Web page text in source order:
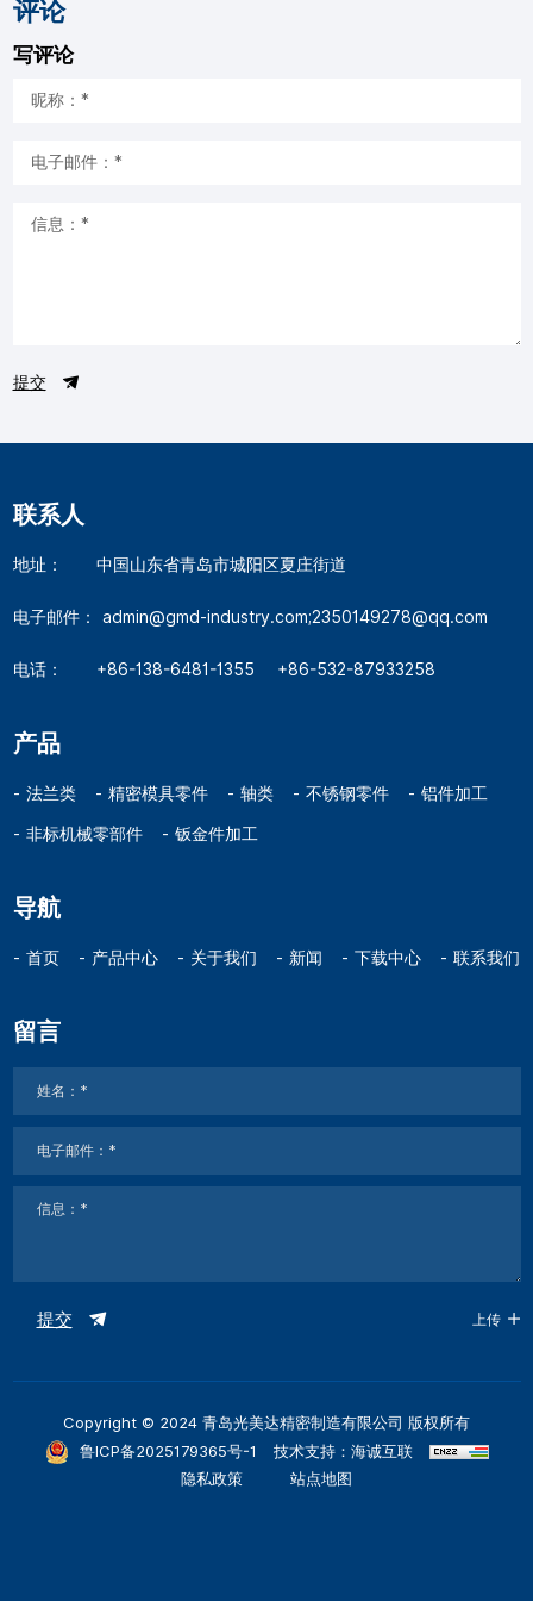
评论
写评论
提交
联系人
地址： 中国山东省青岛市城阳区夏庄街道
电子邮件： admin@gmd-industry.com;2350149278@qq.com
电话： +86-138-6481-1355 +86-532-87933258
产品
法兰类 精密模具零件 轴类 不锈钢零件 铝件加工
非标机械零部件 钣金件加工
导航
首页 产品中心 关于我们 新闻 下载中心 联系我们
留言
提交 上传
Copyright © 2024 青岛光美达精密制造有限公司 版权所有
鲁ICP备2025179365号-1
技术支持：海诚互联
隐私政策
站点地图